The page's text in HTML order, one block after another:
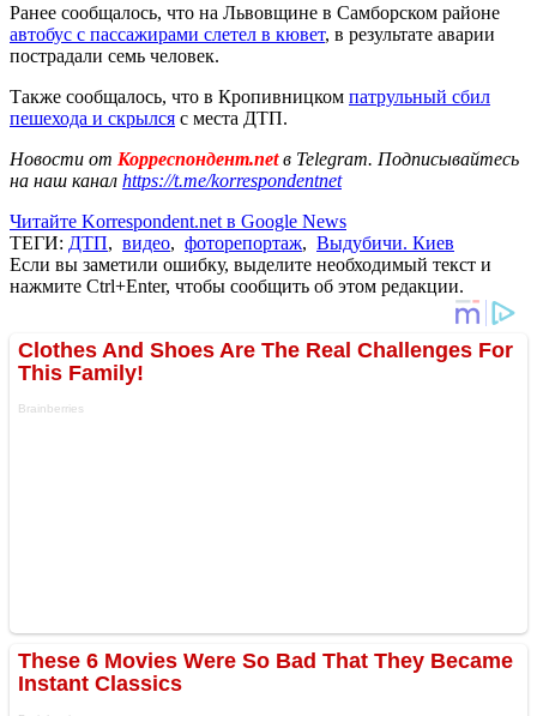
Ранее сообщалось, что на Львовщине в Самборском районе
автобус с пассажирами слетел в кювет, в результате аварии
пострадали семь человек.
Также сообщалось, что в Кропивницком патрульный сбил
пешехода и скрылся с места ДТП.
Новости от Корреспондент.netв Telegram. Подписывайтесь
на наш канал https://t.me/korrespondentnet
Читайте Korrespondent.net в Google News
ТЕГИ: ДТП, видео, фоторепортаж, Выдубичи. Киев
Если вы заметили ошибку, выделите необходимый текст и
нажмите Ctrl+Enter, чтобы сообщить об этом редакции.